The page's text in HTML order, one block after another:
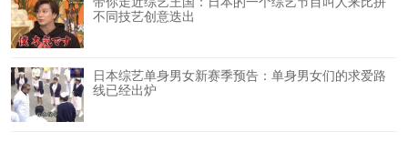
不同技艺创意迭出
日本综艺单身男女新赛季预告：单身男女们的求爱路
线已经出炉